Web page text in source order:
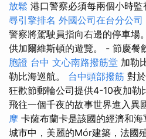
放鬆 港口警察必須每兩個小時監
尋引擎排名 外國公司在台分公司
警察將駕駛員指向右邊的停車場
供加爾維斯頓的遊覽。 - 節慶餐
胞證 台中 文心南路撥筋堂 加勒
勒比海巡航。 台中頭部撥筋 對
狂歡節郵輪​​公司提供4-10夜加勒
飛往一個千夜的故事世界進入異
摩 卡薩布蘭卡是該國的經濟和海
城市中，美麗的Mór建築，法國